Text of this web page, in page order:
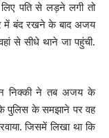
पति से लड़ने लगी तो
में बंद रखने के बाद अजय
से सीधे थाने जा पहुंची.
निक्की ने तब अजय के
पुलिस के समझाने पर वह
जिसमें लिखा था कि